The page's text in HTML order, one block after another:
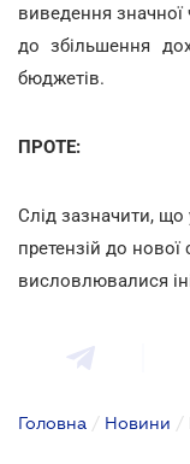
виведення значної
до збільшення
бюджетів.
ПРОТЕ:
Слід зазначити, що
претензій до
висловлювалися
Головна / Новини /